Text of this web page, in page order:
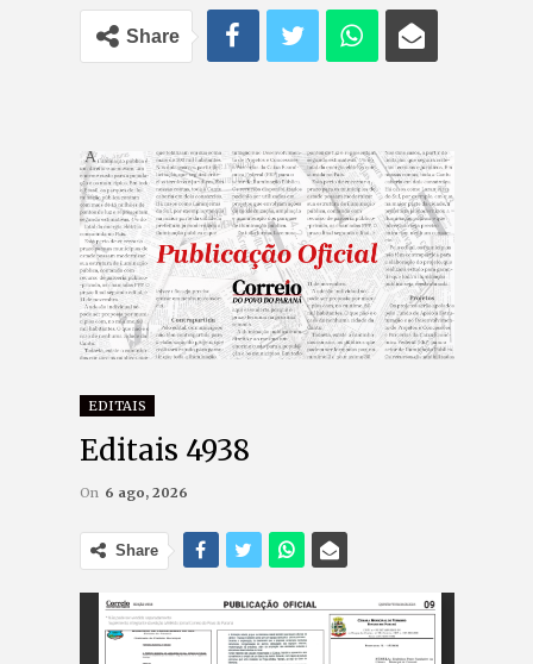
Share
EDITAIS
Editais 4938
On 6 ago, 2026
Share